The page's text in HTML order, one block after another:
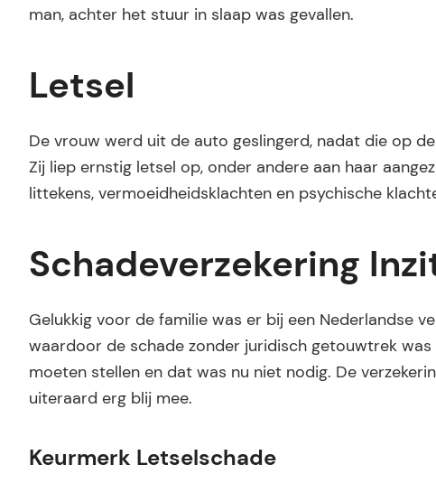
man, achter het stuur in slaap was gevallen.
Letsel
De vrouw werd uit de auto geslingerd, nadat die op
Zij liep ernstig letsel op, onder andere aan haar
littekens, vermoeidheidsklachten en psychische
Schadeverzekering
Gelukkig voor de familie was er bij een Nederlandse
waardoor de schade zonder juridisch getouwtrek
moeten stellen en dat was nu niet nodig. De
uiteraard erg blij mee.
Keurmerk Letselschade